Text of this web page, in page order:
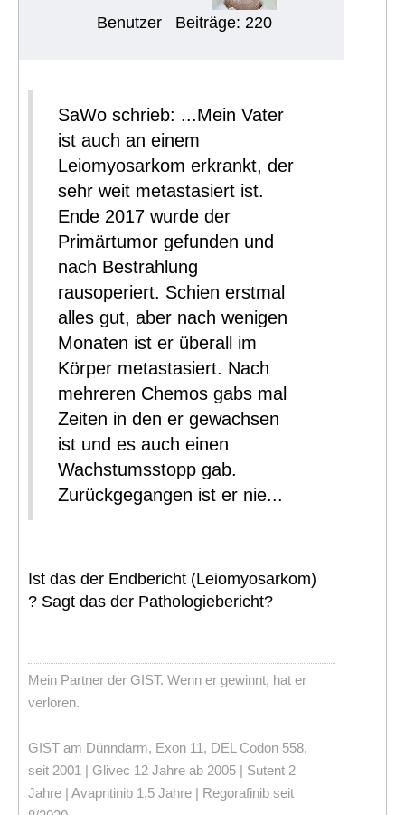
Benutzer Beiträge: 220
SaWo schrieb: ...Mein Vater
ist auch an einem
Leiomyosarkom erkrankt, der
sehr weit metastasiert ist.
Ende 2017 wurde der
Primärtumor gefunden und
nach Bestrahlung
rausoperiert. Schien erstmal
alles gut, aber nach wenigen
Monaten ist er überall im
Körper metastasiert. Nach
mehreren Chemos gabs mal
Zeiten in den er gewachsen
ist und es auch einen
Wachstumsstopp gab.
Zurückgegangen ist er nie...
Ist das der Endbericht (Leiomyosarkom)
? Sagt das der Pathologiebericht?
Mein Partner der GIST. Wenn er gewinnt, hat er
verloren.
GIST am Dünndarm, Exon 11, DEL Codon 558,
seit 2001 | Glivec 12 Jahre ab 2005 | Sutent 2
Jahre | Avapritinib 1,5 Jahre | Regorafinib seit